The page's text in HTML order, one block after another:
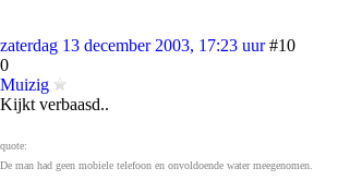
zaterdag 13 december 2003, 17:23 uur #10
0
Muizig
Kijkt verbaasd..
quote:
De man had geen mobiele telefoon en onvoldoende water meegenomen.